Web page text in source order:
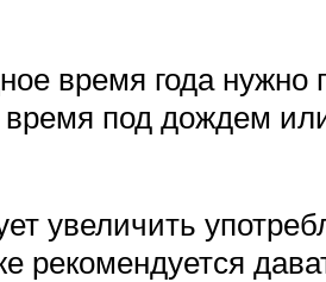
время года
время под дождем
увеличить
рекомендуется